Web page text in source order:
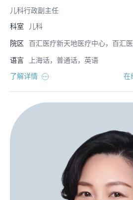
儿科行政副主任
科室
儿科
院区 百汇医疗新天地医疗中心，百汇医
语言
上海话，普通话，英语
了解详情
在